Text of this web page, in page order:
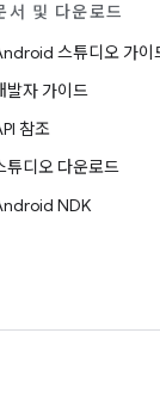
서 및 다운로드
스튜디오 가이
발자 가이드
참조
튜디오 다운로드
NDK